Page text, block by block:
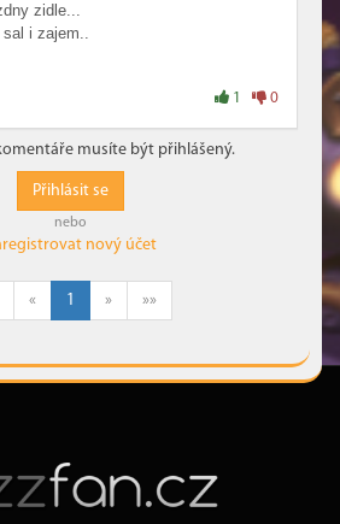
zidle...
sal i zajem..
1 0
musíte být přihlášený.
Přihlásit se
nebo
nový účet
« 1 » »»